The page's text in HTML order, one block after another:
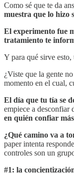
Como sé que te da
muestra que lo hizo
El experimento fue
tratamiento te
Y para qué sirve esto,
¿Viste que la gente
momento en el cual,
El día que tu tía se
empiece a
en quién confiar
¿Qué camino va a
paper intenta
controles son un
#1: la